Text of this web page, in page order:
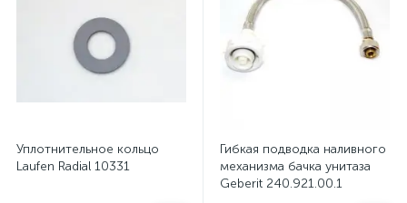
Уплотнительное кольцо
Laufen Radial 10331
Гибкая подводка наливного
механизма бачка унитаза
Geberit 240.921.00.1